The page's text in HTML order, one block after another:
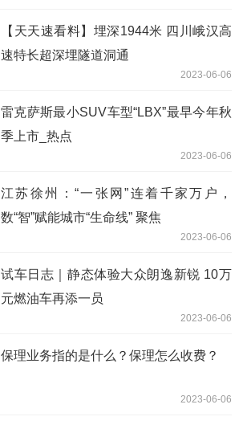
【天天速看料】埋深1944米 四川峨汉高
速特长超深埋隧道洞通
2023-06-06
雷克萨斯最小SUV车型“LBX”最早今年秋
季上市_热点
2023-06-06
江苏徐州：“一张网”连着千家万户，
数“智”赋能城市“生命线” 聚焦
2023-06-06
试车日志｜静态体验大众朗逸新锐 10万
元燃油车再添一员
2023-06-06
保理业务指的是什么？保理怎么收费？
2023-06-06